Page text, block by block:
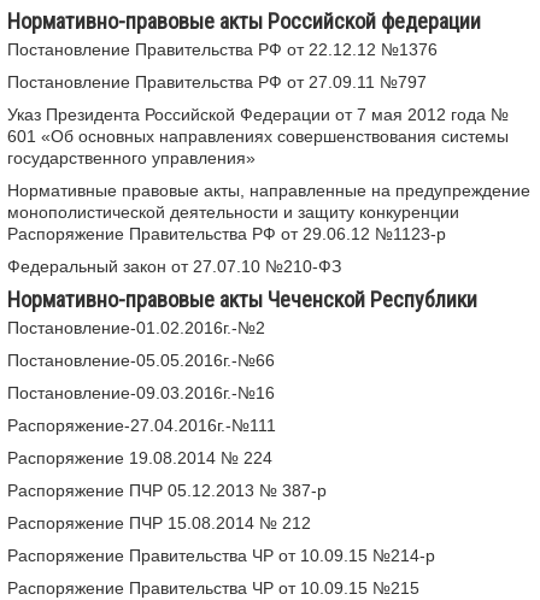
ОБРАТНАЯ СВЯЗЬ
Нормативно-правовые акты Российской федерации
Постановление Правительства РФ от 22.12.12 №1376
Постановление Правительства РФ от 27.09.11 №797
Указ Президента Российской Федерации от 7 мая 2012 года №
601 «Об основных направлениях совершенствования системы
государственного управления»
Нормативные правовые акты, направленные на предупреждение
монополистической деятельности и защиту конкуренции
Распоряжение Правительства РФ от 29.06.12 №1123-р
Федеральный закон от 27.07.10 №210-ФЗ
Нормативно-правовые акты Чеченской Республики
Постановление-01.02.2016г.-№2
Постановление-05.05.2016г.-№66
Постановление-09.03.2016г.-№16
Распоряжение-27.04.2016г.-№111
Распоряжение 19.08.2014 № 224
Распоряжение ПЧР 05.12.2013 № 387-р
Распоряжение ПЧР 15.08.2014 № 212
Распоряжение Правительства ЧР от 10.09.15 №214-р
Распоряжение Правительства ЧР от 10.09.15 №215